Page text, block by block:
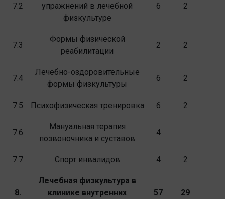
7.2
упражнений в лечебной
физкультуре
6 2
7.3
Формы физической
реабилитации
2 2
7.4
Лечебно-оздоровительные
формы физкультуры
6 2
7.5 Психофизическая тренировка 6 2
7.6
Мануальная терапия
позвоночника и суставов
4
7.7 Спорт инвалидов 4 2
8.
Лечебная физкультура в
клинике внутренних
57 29